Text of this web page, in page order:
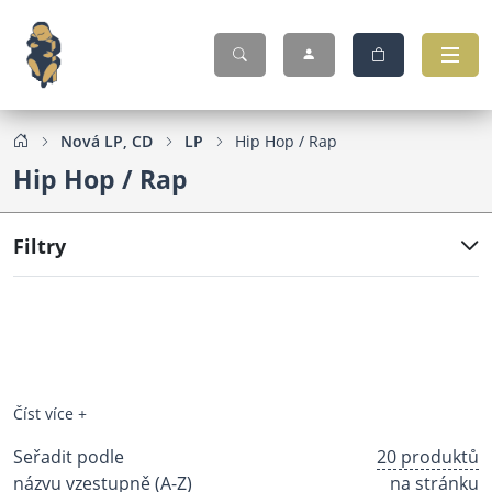
Nová LP, CD LP Hip Hop / Rap
Hip Hop / Rap
Filtry
Číst více +
Seřadit podle
názvu vzestupně (A-Z)
20 produktů
na stránku